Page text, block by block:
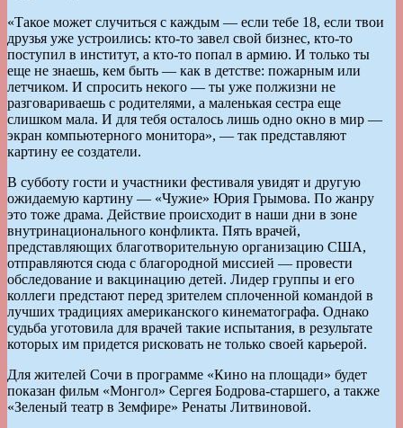
«Такое может случиться с каждым — если тебе 18, если твои
друзья уже устроились: кто-то завел свой бизнес, кто-то
поступил в институт, а кто-то попал в армию. И только ты
еще не знаешь, кем быть — как в детстве: пожарным или
летчиком. И спросить некого — ты уже полжизни не
разговариваешь с родителями, а маленькая сестра еще
слишком мала. И для тебя осталось лишь одно окно в мир —
экран компьютерного монитора», — так представляют
картину ее создатели.
В субботу гости и участники фестиваля увидят и другую
ожидаемую картину — «Чужие» Юрия Грымова. По жанру
это тоже драма. Действие происходит в наши дни в зоне
внутринационального конфликта. Пять врачей,
представляющих благотворительную организацию США,
отправляются сюда с благородной миссией — провести
обследование и вакцинацию детей. Лидер группы и его
коллеги предстают перед зрителем сплоченной командой в
лучших традициях американского кинематографа. Однако
судьба уготовила для врачей такие испытания, в результате
которых им придется рисковать не только своей карьерой.
Для жителей Сочи в программе «Кино на площади» будет
показан фильм «Монгол» Сергея Бодрова-старшего, а также
«Зеленый театр в Земфире» Ренаты Литвиновой.